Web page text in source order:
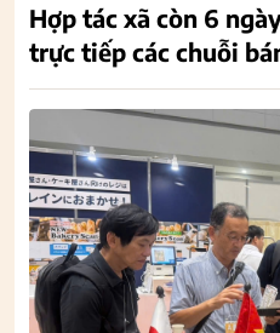
Hợp tác xã còn 6
trực tiếp các chuỗi